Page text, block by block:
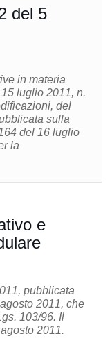
del 5
in materia
luglio 2011, n.
del
sulla
del 16 luglio
la
e
pubblicata
2011, che
103/96. Il
2011.